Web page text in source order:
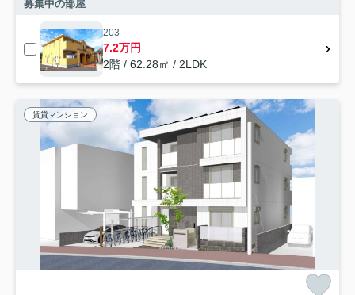
募集中の部屋
203
7.2万円
2階 / 62.28㎡ / 2LDK
賃貸マンション